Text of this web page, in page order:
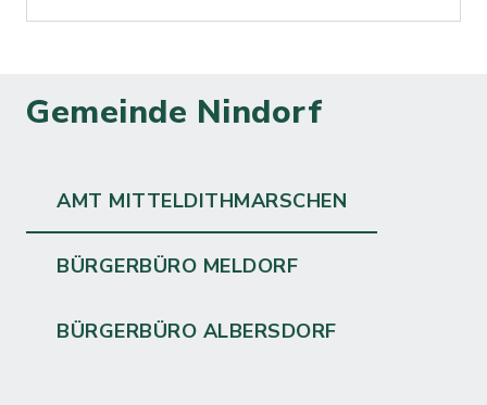
Gemeinde Nindorf
AMT MITTELDITHMARSCHEN
BÜRGERBÜRO MELDORF
BÜRGERBÜRO ALBERSDORF